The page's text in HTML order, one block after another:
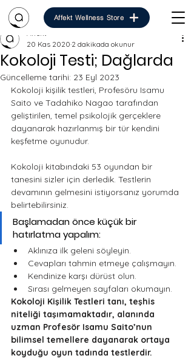
Affekt Wellness Store
Kokoloji Testi; Dağlarda
Affekt
20 Kas 2020 2 dakikada okunur
Güncelleme tarihi: 23 Eyl 2023
Kokoloji kişilik testleri, Profesöru Isamu
Saito ve Tadahiko Nagao tarafından
geliştirilen, temel psikolojik gerçeklere
dayanarak hazırlanmış bir tür kendini
keşfetme oyunudur.
Kokoloji kitabındaki 53 oyundan bir
tanesini sizler için derledik. Testlerin
devamının gelmesini istiyorsanız yorumda
belirtebilirsiniz.
Başlamadan önce küçük bir
hatırlatma yapalım:
Aklınıza ilk geleni söyleyin.
Cevapları tahmin etmeye çalışmayın.
Kendinize karşı dürüst olun.
Sırası gelmeyen sayfaları okumayın.
Kokoloji Kişilik Testleri tanı, teşhis
niteliği taşımamaktadır, alanında
uzman Profesör Isamu Saito’nun
bilimsel temellere dayanarak ortaya
koyduğu oyun tadında testlerdir.